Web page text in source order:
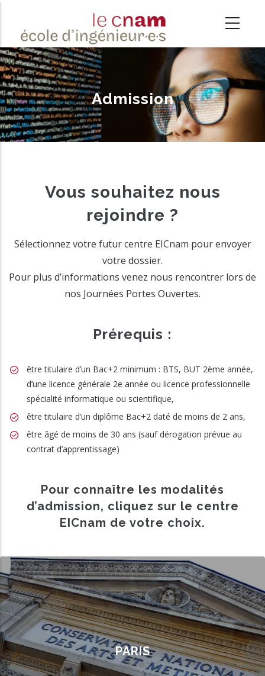
content
Admission
Vous souhaitez nous
rejoindre ?
Sélectionnez votre futur centre EICnam pour envoyer
votre dossier.
Pour plus d’informations venez nous rencontrer lors de
nos Journées Portes Ouvertes.
Prérequis :
être titulaire d’un Bac+2 minimum : BTS, BUT 2ème année,
d’une licence générale 2e année ou licence professionnelle
spécialité informatique ou scientifique,
être titulaire d’un diplôme Bac+2 daté de moins de 2 ans,
être âgé de moins de 30 ans (sauf dérogation prévue au
contrat d’apprentissage)
Pour connaître les modalités
d’admission, cliquez sur le centre
EICnam de votre choix.
PARIS